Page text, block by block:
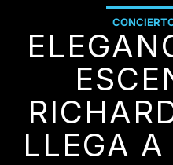
JUNTOS
LLEGA